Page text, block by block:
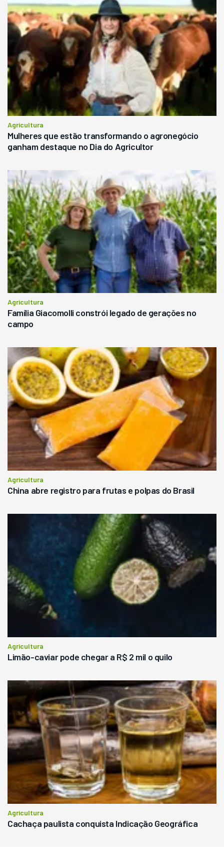
Agricultura
Mulheres que estão transformando o agronegócio
ganham destaque no Dia do Agricultor
Agricultura
Família Giacomolli constrói legado de gerações no
campo
Agricultura
China abre registro para frutas e polpas do Brasil
Agricultura
Limão-caviar pode chegar a R$ 2 mil o quilo
Agricultura
Cachaça paulista conquista Indicação Geográfica